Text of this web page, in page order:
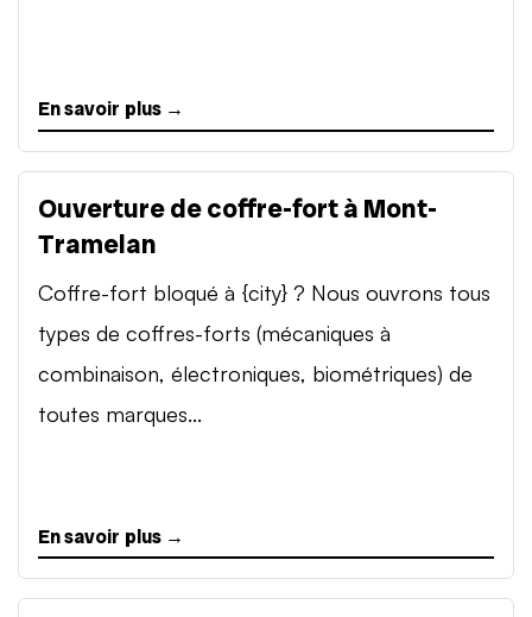
En savoir plus →
Ouverture de coffre-fort à Mont-
Tramelan
Coffre-fort bloqué à {city} ? Nous ouvrons tous
types de coffres-forts (mécaniques à
combinaison, électroniques, biométriques) de
toutes marques...
En savoir plus →